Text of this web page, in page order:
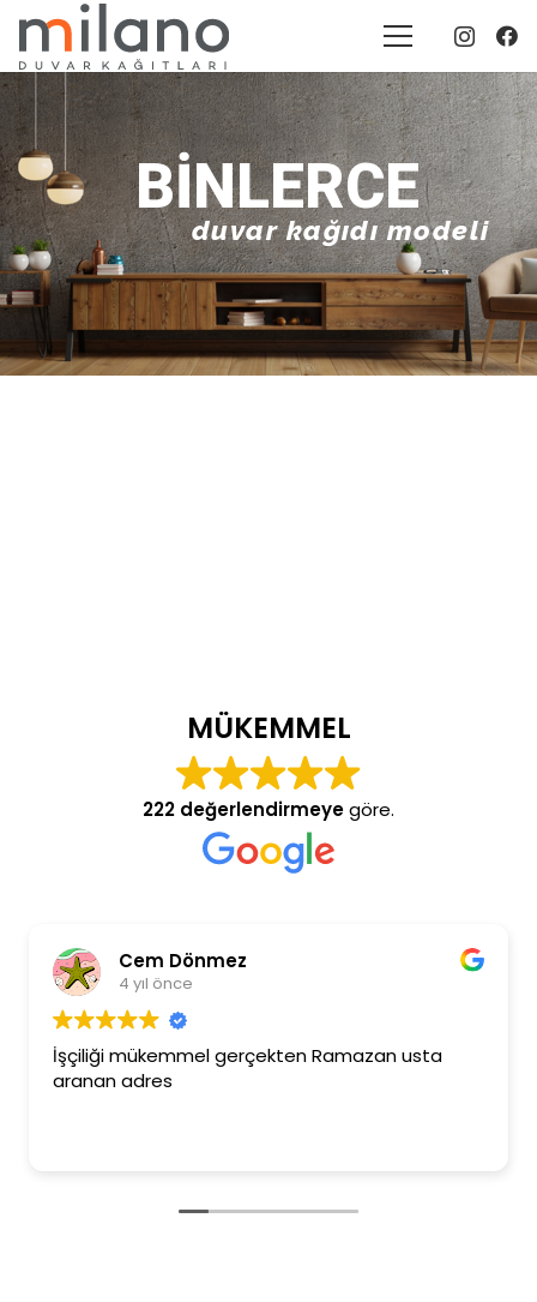
BINLERCE
duvar kağıdı modeli
MÜKEMMEL
222 değerlendirmeyegöre.
Cem Dönmez
4 yıl önce
İşçiliği mükemmel gerçekten Ramazan usta
aranan adres